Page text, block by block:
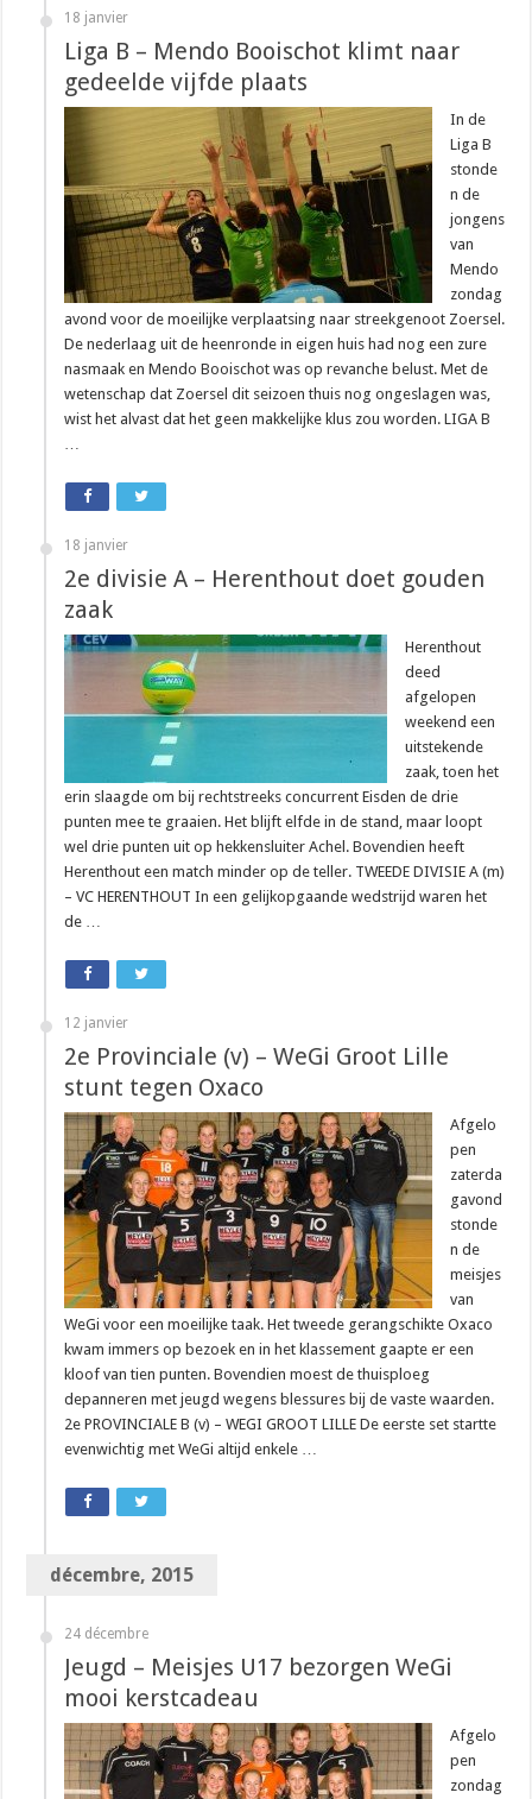
18 janvier
Liga B – Mendo Booischot klimt naar
gedeelde vijfde plaats
In de
Liga B
stonde
n de
jongens
van
Mendo
zondag
avond voor de moeilijke verplaatsing naar streekgenoot Zoersel.
De nederlaag uit de heenronde in eigen huis had nog een zure
nasmaak en Mendo Booischot was op revanche belust. Met de
wetenschap dat Zoersel dit seizoen thuis nog ongeslagen was,
wist het alvast dat het geen makkelijke klus zou worden. LIGA B
…
18 janvier
2e divisie A – Herenthout doet gouden
zaak
Herenthout
deed
afgelopen
weekend een
uitstekende
zaak, toen het
erin slaagde om bij rechtstreeks concurrent Eisden de drie
punten mee te graaien. Het blijft elfde in de stand, maar loopt
wel drie punten uit op hekkensluiter Achel. Bovendien heeft
Herenthout een match minder op de teller. TWEEDE DIVISIE A (m)
– VC HERENTHOUT In een gelijkopgaande wedstrijd waren het
de …
12 janvier
2e Provinciale (v) – WeGi Groot Lille
stunt tegen Oxaco
Afgelo
pen
zaterda
gavond
stonde
n de
meisjes
van
WeGi voor een moeilijke taak. Het tweede gerangschikte Oxaco
kwam immers op bezoek en in het klassement gaapte er een
kloof van tien punten. Bovendien moest de thuisploeg
depanneren met jeugd wegens blessures bij de vaste waarden.
2e PROVINCIALE B (v) – WEGI GROOT LILLE De eerste set startte
evenwichtig met WeGi altijd enkele …
décembre, 2015
24 décembre
Jeugd – Meisjes U17 bezorgen WeGi
mooi kerstcadeau
Afgelo
pen
zondag